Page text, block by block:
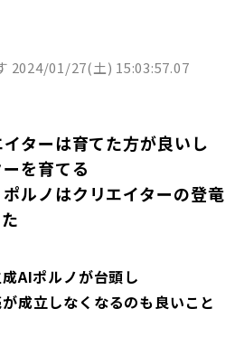
2024/01/27(土) 15:03:57.07
ターは育てた方が良いし
を育てる
ルノはクリエイターの登竜
AIポルノが台頭し
成立しなくなるのも良いこと